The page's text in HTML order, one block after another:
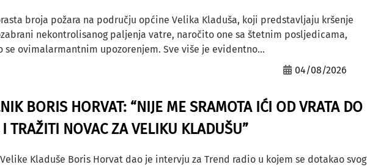
broja požara na području općine Velika Kladuša, koji predstavljaju kršenje
nekontrolisanog paljenja vatre, naročito one sa štetnim posljedicama,
se ovimalarmantnim upozorenjem. Sve više je evidentno...
04/08/2026
BORIS HORVAT: “NIJE ME SRAMOTA IĆI OD VRATA DO
I TRAŽITI NOVAC ZA VELIKU KLADUŠU”
Kladuše Boris Horvat dao je intervju za Trend radio u kojem se dotakao svog